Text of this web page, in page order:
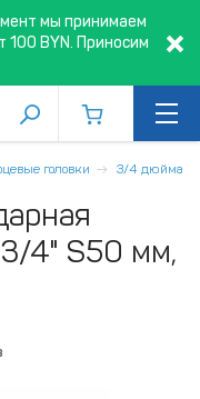
мы принимаем
100 BYN. Приносим
головки 3/4 дюйма
4" S50 мм,